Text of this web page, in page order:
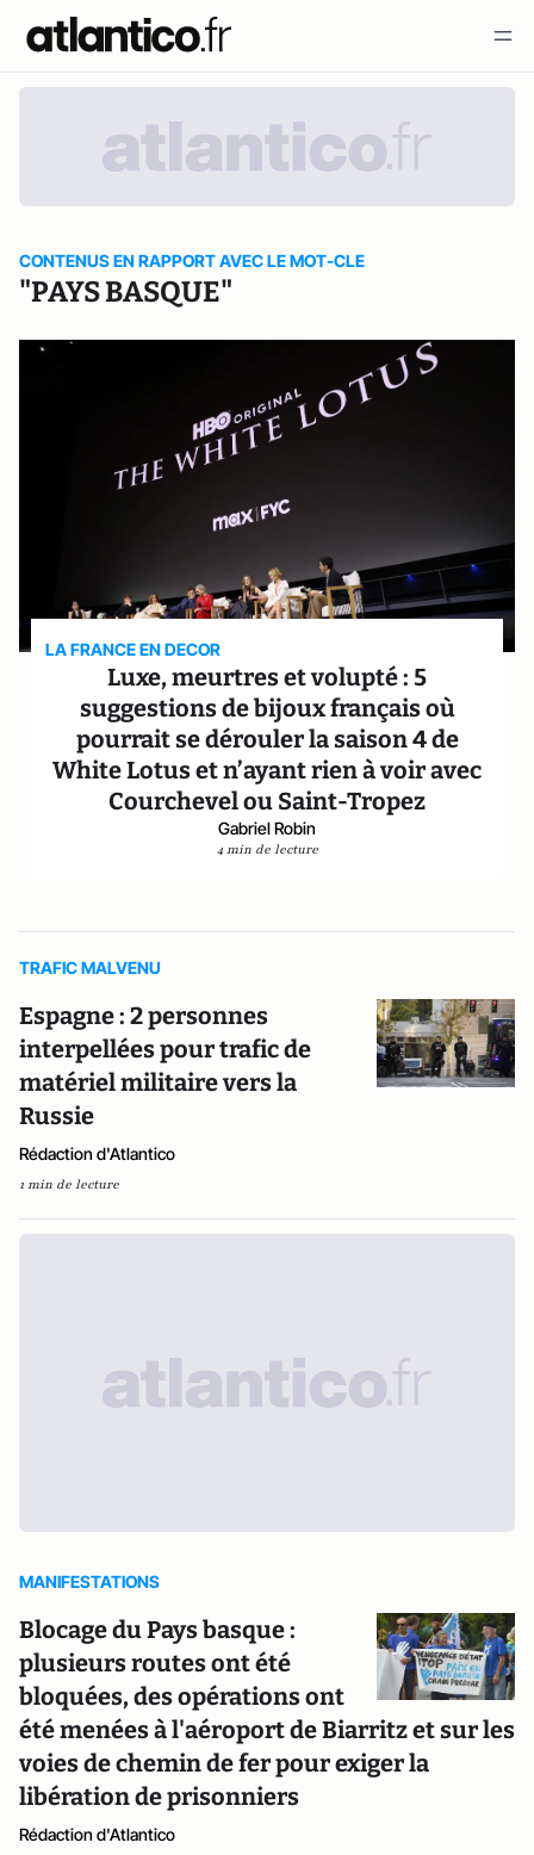
CONTENUS EN RAPPORT AVEC LE MOT-CLE
"PAYS BASQUE"
LA FRANCE EN DECOR
Luxe, meurtres et volupté : 5
suggestions de bijoux français où
pourrait se dérouler la saison 4 de
White Lotus et n’ayant rien à voir avec
Courchevel ou Saint-Tropez
Gabriel Robin
4 min de lecture
TRAFIC MALVENU
Espagne : 2 personnes
interpellées pour trafic de
matériel militaire vers la
Russie
Rédaction d'Atlantico
1 min de lecture
MANIFESTATIONS
Blocage du Pays basque :
plusieurs routes ont été
bloquées, des opérations ont
été menées à l'aéroport de Biarritz et sur les
voies de chemin de fer pour exiger la
libération de prisonniers
Rédaction d'Atlantico